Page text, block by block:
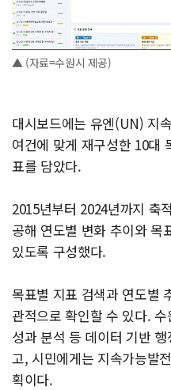
▲ (자료=수원시 제공)
대시보드에는 유엔(UN) 지
여건에 맞게 재구성한 10대
표를 담았다.
2015년부터 2024년까지 축
공해 연도별 변화 추이와 목
있도록 구성했다.
목표별 지표 검색과 연도별
관적으로 확인할 수 있다.
성과 분석 등 데이터 기반
고, 시민에게는 지속가능발
획이다.